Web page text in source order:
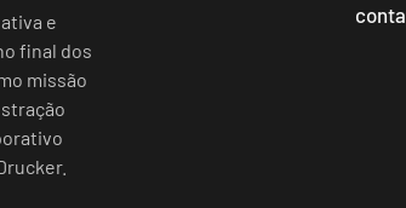
e
final dos
missão